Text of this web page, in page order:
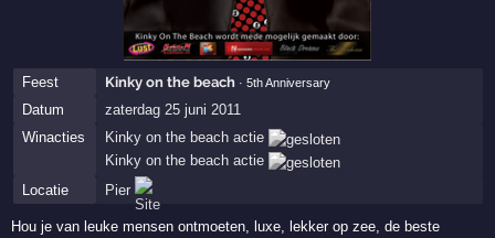
Feest Kinky on the beach · 5th Anniversary
Datum
zaterdag 25 juni 2011
Winacties
Kinky on the beach actie
Kinky on the beach actie
Locatie
Pier
Hou je van leuke mensen ontmoeten, luxe, lekker op zee, de beste